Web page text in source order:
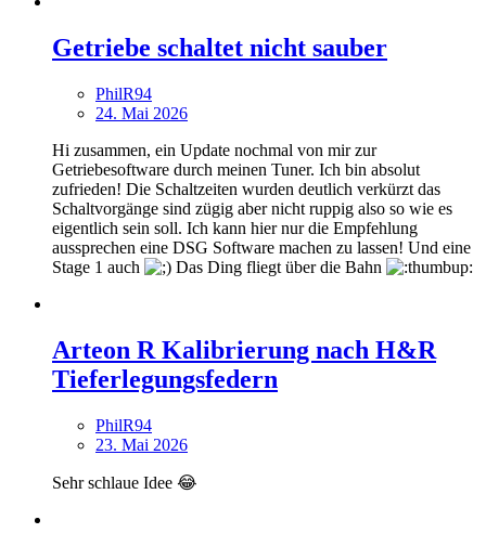
Getriebe schaltet nicht sauber
PhilR94
24. Mai 2026
Hi zusammen, ein Update nochmal von mir zur
Getriebesoftware durch meinen Tuner. Ich bin absolut
zufrieden! Die Schaltzeiten wurden deutlich verkürzt das
Schaltvorgänge sind zügig aber nicht ruppig also so wie es
eigentlich sein soll. Ich kann hier nur die Empfehlung
aussprechen eine DSG Software machen zu lassen! Und eine
Stage 1 auch
Das Ding fliegt über die Bahn
Arteon R Kalibrierung nach H&R
Tieferlegungsfedern
PhilR94
23. Mai 2026
Sehr schlaue Idee 😂